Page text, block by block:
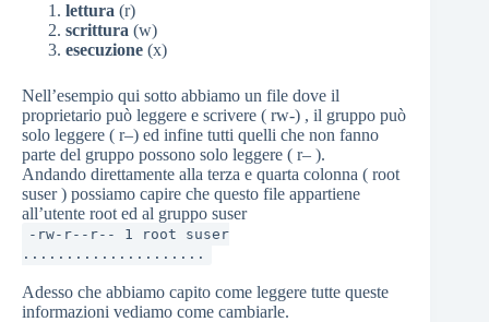
lettura (r)
scrittura (w)
esecuzione (x)
Nell’esempio qui sotto abbiamo un file dove il
proprietario può leggere e scrivere ( rw-) , il gruppo può
solo leggere ( r–) ed infine tutti quelli che non fanno
parte del gruppo possono solo leggere ( r– ).
Andando direttamente alla terza e quarta colonna ( root
suser ) possiamo capire che questo file appartiene
all’utente root ed al gruppo suser
-rw-r--r-- 1 root suser
.....................
Adesso che abbiamo capito come leggere tutte queste
informazioni vediamo come cambiarle.